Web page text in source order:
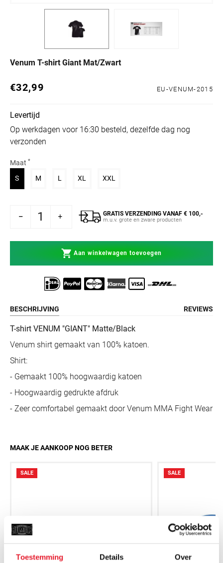
Toestemming Details Over
Venum T-shirt Giant Mat/Zwart
Normale prijs
€32,99 EU-VENUM-2015
Levertijd
Op werkdagen voor 16:30 besteld, dezelfde dag nog
verzonden
Maat *
SVariant uitverkocht of niet beschikbaar
MVariant uitverkocht of niet beschikbaar
L Variant uitverkocht of niet beschikbaar
XL Variant uitverkocht of niet beschikbaar
XXL
T-shirt Giant Mat/Zwart
voor Venum T-shirt Giant Mat/Zwart
GRATIS VERZENDING VANAF € 100,-
m.u.v. grote en zware producten
Aan winkelwagen toevoegen
BESCHRIJVING REVIEWS
T-shirt VENUM "GIANT" Matte/Black
Venum shirt gemaakt van 100% katoen.
Shirt:
- Gemaakt 100% hoogwaardig katoen
- Hoogwaardig gedrukte afdruk
- Zeer comfortabel gemaakt door Venum MMA Fight Wear
MAAK JE AANKOOP NOG BETER
SALE SALE